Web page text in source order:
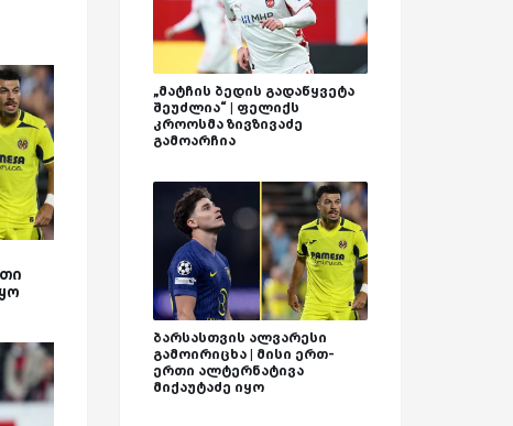
„მატჩის ბედის გადაწყვეტა
შეუძლია“ | ფელიქს
კროოსმა ზივზივაძე
გამოარჩია
ბარსასთვის ალვარესი
გამოირიცხა | მისი ერთ-
ერთი ალტერნატივა
მიქაუტაძე იყო